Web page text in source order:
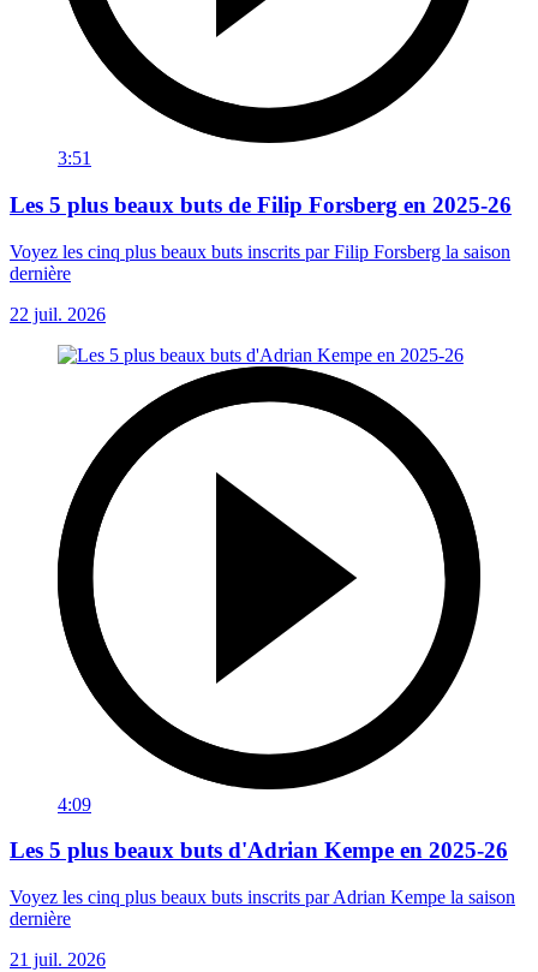
3:51
Les 5 plus beaux buts de Filip Forsberg en 2025-26
Voyez les cinq plus beaux buts inscrits par Filip Forsberg la saison
dernière
22 juil. 2026
4:09
Les 5 plus beaux buts d'Adrian Kempe en 2025-26
Voyez les cinq plus beaux buts inscrits par Adrian Kempe la saison
dernière
21 juil. 2026